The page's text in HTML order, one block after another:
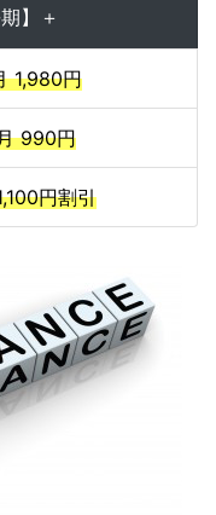
】＋
1,980円
990円
円割引